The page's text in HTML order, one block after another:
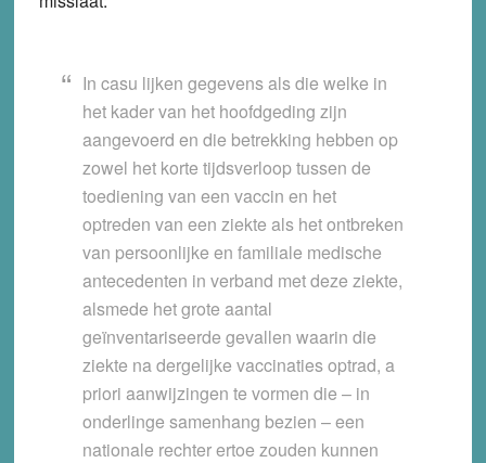
In casu lijken gegevens als die welke in
het kader van het hoofdgeding zijn
aangevoerd en die betrekking hebben op
zowel het korte tijdsverloop tussen de
toediening van een vaccin en het
optreden van een ziekte als het ontbreken
van persoonlijke en familiale medische
antecedenten in verband met deze ziekte,
alsmede het grote aantal
geïnventariseerde gevallen waarin die
ziekte na dergelijke vaccinaties optrad, a
priori aanwijzingen te vormen die – in
onderlinge samenhang bezien – een
nationale rechter ertoe zouden kunnen